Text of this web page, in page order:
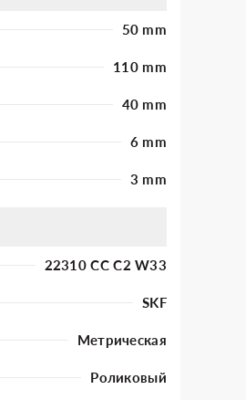
50 mm
110 mm
40 mm
6 mm
3 mm
22310 CC C2 W33
SKF
Метрическая
Роликовый